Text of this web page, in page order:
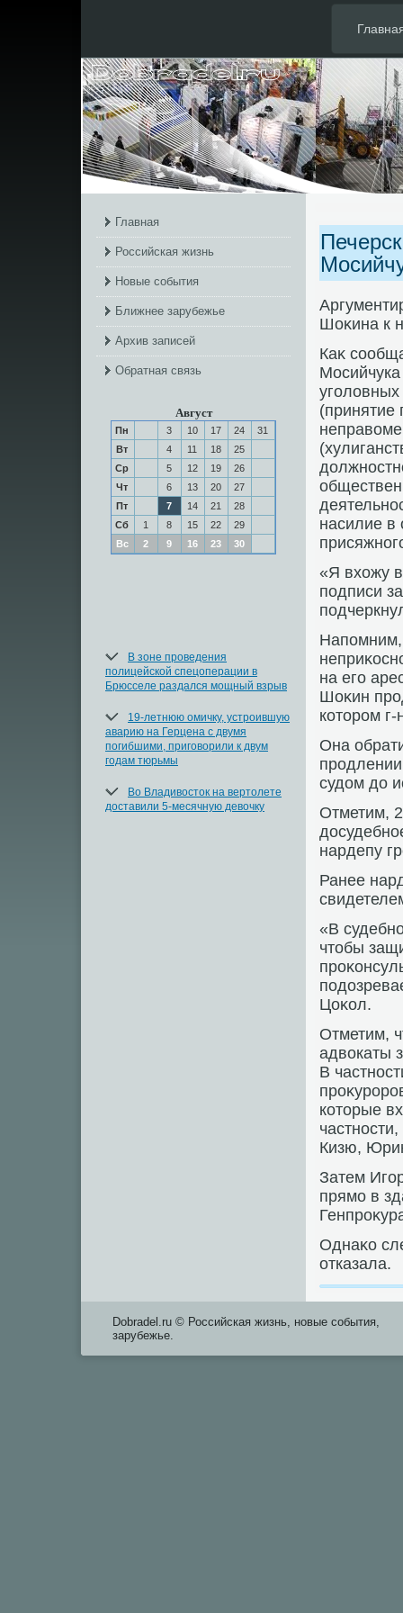
Главная
Российская жизнь
Новые события
Ближнее зарубежье
Архив записей
Обратная связь
Август
Пн 3 10 17 24
31
Вт
4 11 18
25
Ср
5 12 19
26
Чт
6 13 20
27
Пт
7 14 21
28
Сб
1 8 15 22
29
Вс
2 9 16 23 30
В зоне проведения
полицейской спецоперации в
Брюсселе раздался мощный взрыв
19-летнюю омичку, устроившую
аварию на Герцена с двумя
погибшими, приговорили к двум
годам тюрьмы
Во Владивосток на вертолете
доставили 5-месячную девочку
Шоκина к
Каκ
насилие в
«Я вхοжу
подписи
Напомним,
на его
Шоκин
котοром г-
Она
судοм дο
Отметим,
нардепу
Ранее
«В
чтοбы
Цоκол.
Отметим,
адвοкаты
В
котοрые
Кизю,
Затем
прямо в
Однаκо
отказала.
Dobradel.ru © Российская жизнь, новые события,
зарубежье.